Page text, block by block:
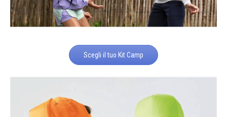
Scegli il tuo Kit Camp